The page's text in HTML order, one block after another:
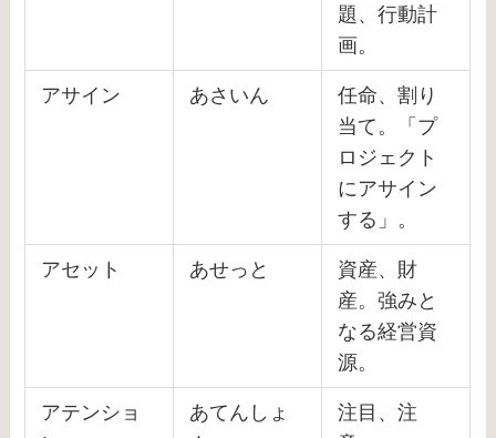
題、行動計
画。
アサイン あさいん
任命、割り
当て。「プ
ロジェクト
にアサイン
する」。
アセット あせっと
資産、財
産。強みと
なる経営資
源。
アテンショ
あてんしょ
注目、注